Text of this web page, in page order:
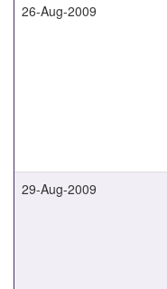
26-Aug-2009
29-Aug-2009